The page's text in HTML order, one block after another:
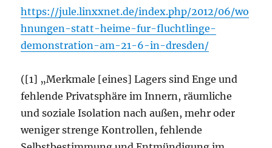
https://jule.linxxnet.de/index.php/2012/06/wo
hnungen-statt-heime-fur-fluchtlinge-
demonstration-am-21-6-in-dresden/
([1] „Merkmale [eines] Lagers sind Enge und
fehlende Privatsphäre im Innern, räumliche
und soziale Isolation nach außen, mehr oder
weniger strenge Kontrollen, fehlende